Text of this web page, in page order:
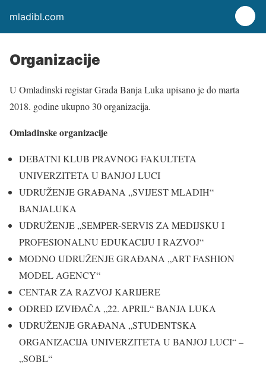
mladibl.com
Organizacije
U Omladinski registar Grada Banja Luka upisano je do marta
2018. godine ukupno 30 organizacija.
Omladinske organizacije
DEBATNI KLUB PRAVNOG FAKULTETA
UNIVERZITETA U BANJOJ LUCI
UDRUŽENJE GRAĐANA „SVIJEST MLADIH“
BANJALUKA
UDRUŽENJE „SEMPER-SERVIS ZA MEDIJSKU I
PROFESIONALNU EDUKACIJU I RAZVOJ“
MODNO UDRUŽENJE GRAĐANA „ART FASHION
MODEL AGENCY“
CENTAR ZA RAZVOJ KARIJERE
ODRED IZVIĐAČA „22. APRIL“ BANJA LUKA
UDRUŽENJE GRAĐANA „STUDENTSKA
ORGANIZACIJA UNIVERZITETA U BANJOJ LUCI“ –
„SOBL“